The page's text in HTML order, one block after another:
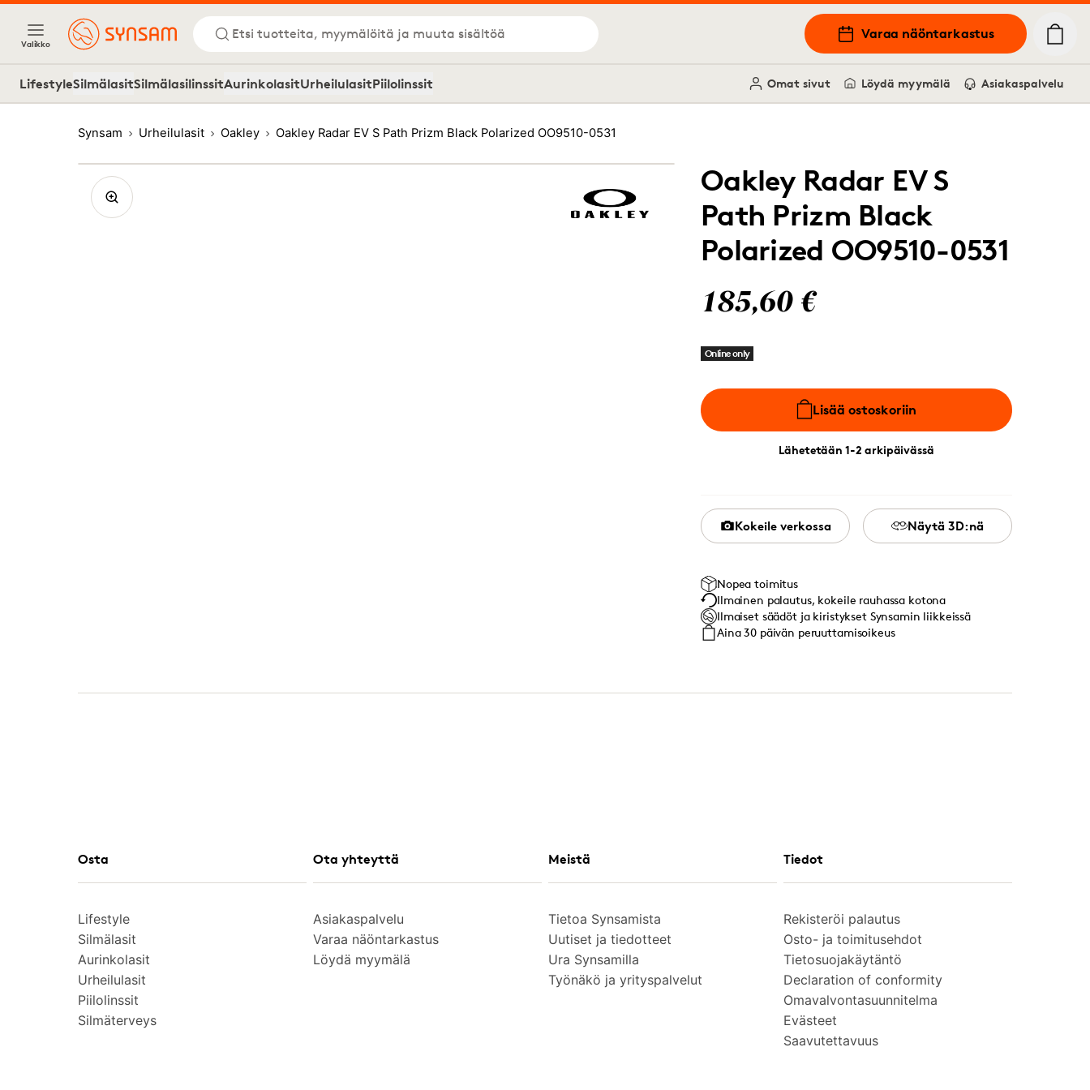
Valikko
Etsi tuotteita, myymälöitä ja muuta sisältöä Varaa näöntarkastus
LifestyleSilmälasitSilmälasilinssitAurinkolasitUrheilulasitPiilolinssit Omat sivut Löydä myymälä Asiakaspalvelu
Synsam Urheilulasit Oakley Oakley Radar EV S Path Prizm Black Polarized OO9510-0531
Oakley Radar EV S
Path Prizm Black
Polarized OO9510-0531
185,60 €
Online only
Lisää ostoskoriin
Lähetetään 1-2 arkipäivässä
Kokeile verkossa Näytä 3D:nä
Nopea toimitus
Ilmainen palautus, kokeile rauhassa kotona
Ilmaiset säädöt ja kiristykset Synsamin liikkeissä
Aina 30 päivän peruuttamisoikeus
Osta
Lifestyle
Silmälasit
Aurinkolasit
Urheilulasit
Piilolinssit
Silmäterveys
Ota yhteyttä
Asiakaspalvelu
Varaa näöntarkastus
Löydä myymälä
Meistä
Tietoa Synsamista
Uutiset ja tiedotteet
Ura Synsamilla
Työnäkö ja yrityspalvelut
Tiedot
Rekisteröi palautus
Osto- ja toimitusehdot
Tietosuojakäytäntö
Declaration of conformity
Omavalvontasuunnitelma
Evästeet
Saavutettavuus